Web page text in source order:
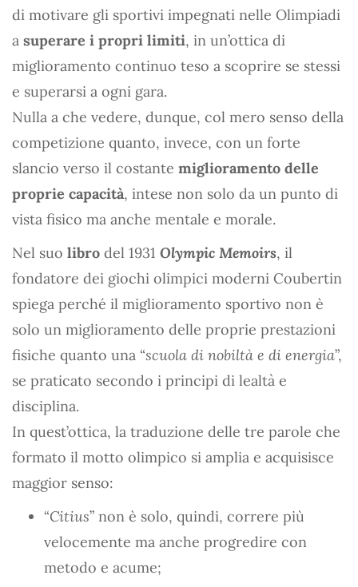
di motivare gli sportivi impegnati nelle Olimpiadi
a superare i propri limiti, in un’ottica di
miglioramento continuo teso a scoprire se stessi
e superarsi a ogni gara.
Nulla a che vedere, dunque, col mero senso della
competizione quanto, invece, con un forte
slancio verso il costante miglioramento delle
proprie capacità, intese non solo da un punto di
vista fisico ma anche mentale e morale.
Nel suo libro del 1931 Olympic Memoirs, il
fondatore dei giochi olimpici moderni Coubertin
spiega perché il miglioramento sportivo non è
solo un miglioramento delle proprie prestazioni
fisiche quanto una “scuola di nobiltà e di energia”,
se praticato secondo i principi di lealtà e
disciplina.
In quest’ottica, la traduzione delle tre parole che
formato il motto olimpico si amplia e acquisisce
maggior senso:
“Citius” non è solo, quindi, correre più
velocemente ma anche progredire con
metodo e acume;